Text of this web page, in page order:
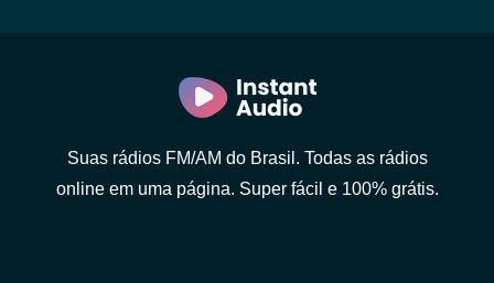
Suas rádios FM/AM do Brasil. Todas as rádios
online em uma página. Super fácil e 100% grátis.